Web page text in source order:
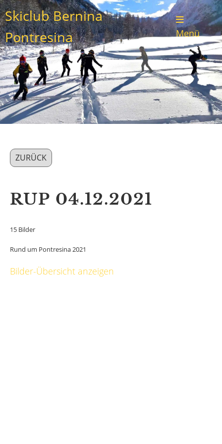
Skiclub Bernina
Pontresina
Menü
ZURÜCK
RUP 04.12.2021
15 Bilder
Rund um Pontresina 2021
Bilder-Übersicht anzeigen